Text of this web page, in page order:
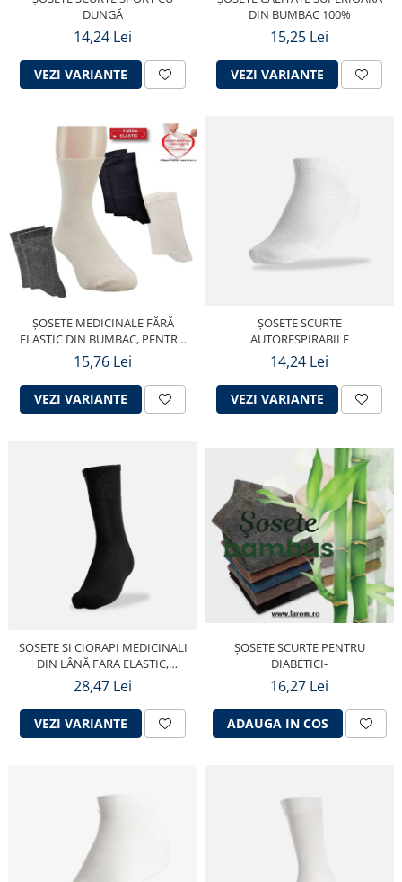
DUNGĂ
14,24 Lei
VEZI VARIANTE
DIN BUMBAC 100%
15,25 Lei
VEZI VARIANTE
ȘOSETE MEDICINALE FĂRĂ
ELASTIC DIN BUMBAC, PENTRU
FEMEI GRAVIDE
15,76 Lei
VEZI VARIANTE
ȘOSETE SCURTE
AUTORESPIRABILE
14,24 Lei
VEZI VARIANTE
ȘOSETE SI CIORAPI MEDICINALI
DIN LÂNĂ FARA ELASTIC,
FLAUȘATE (PLUȘATE) ÎN TALPĂ
28,47 Lei
VEZI VARIANTE
ȘOSETE SCURTE PENTRU
DIABETICI-
16,27 Lei
ADAUGA IN COS